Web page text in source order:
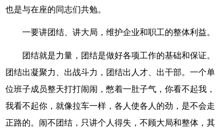
也是与在座的同志们共勉。
一要讲团结、讲大局，维护企业和职工的整体利益。
团结就是力量，团结是做好各项工作的基础和保证。
团结出凝聚力、出战斗力，团结出人才、出干部。一个单
位班子成员整天打打闹闹，憋着一肚子气，你看不起我，
我看不起你，就像拉车一样，各人使各人的劲，是不会走
正路的。闹不团结，只讲个人得失，不顾大局和整体，其